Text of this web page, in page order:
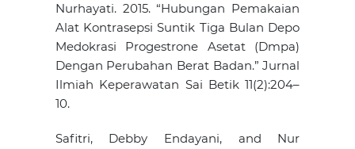
Nurhayati. 2015. “Hubungan Pemakaian
Alat Kontrasepsi Suntik Tiga Bulan Depo
Medokrasi Progestrone Asetat (Dmpa)
Dengan Perubahan Berat Badan.” Jurnal
Ilmiah Keperawatan Sai Betik 11(2):204–
10.
Safitri, Debby Endayani, and Nur